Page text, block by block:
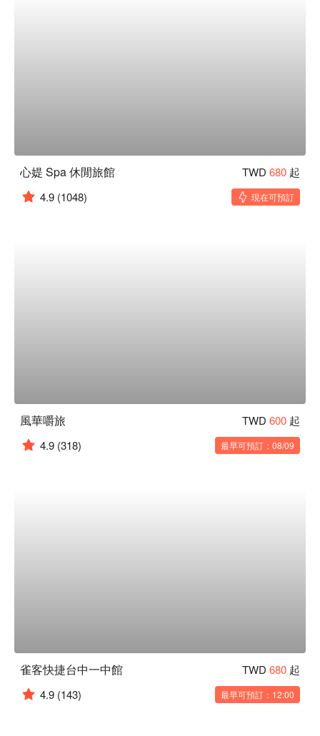
心媞 Spa 休閒旅館 TWD 680 起
4.9 (1048) 現在可預訂
風華嚼旅 TWD 600 起
4.9 (318) 最早可預訂：08/09
雀客快捷台中一中館 TWD 680 起
4.9 (143) 最早可預訂：12:00